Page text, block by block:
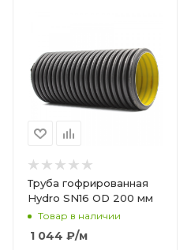
Труба гофрированная
Hydro SN16 OD 200 мм
Товар в наличии
1 044 ₽/м